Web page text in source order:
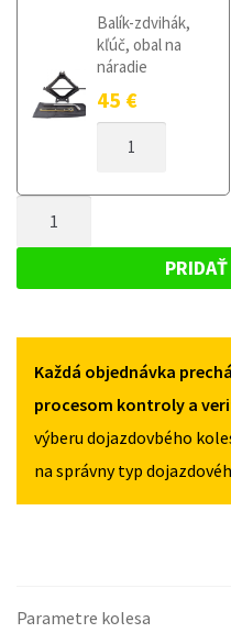
Balík-zdvihák,
kľúč, obal na
náradie
45 €
DOJAZDOVÉ
SEAT
III
2012
SEAT
OD
2012
125/70R18
Každá objednávka
procesom kontroly a
výberu dojazdovbého
na správny typ
Parametre kolesa